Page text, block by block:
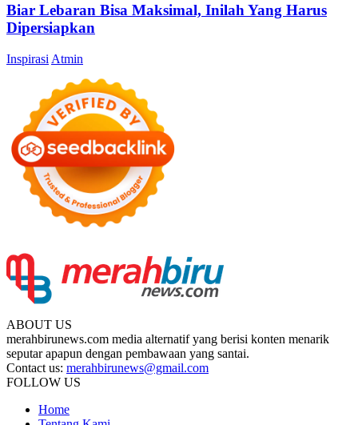
Biar Lebaran Bisa Maksimal, Inilah Yang Harus
Dipersiapkan
Inspirasi Atmin
ABOUT US
merahbirunews.com media alternatif yang berisi konten menarik
seputar apapun dengan pembawaan yang santai.
Contact us: merahbirunews@gmail.com
FOLLOW US
Home